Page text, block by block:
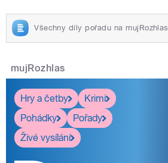
Všechny díly pořadu na mujRozhlas
mujRozhlas
Hry a četby
Krimi
Pohádky
Pořady
Živé vysílání